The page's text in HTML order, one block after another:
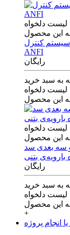
لیست دلخواه
این محصول
سيستم كنترل
ANFI
رایگان
به سبد خرید
لیست دلخواه
این محصول
لیست دلخواه
این محصول
و‌ سه بعدی‌ سد
رایگان
به سبد خرید
لیست دلخواه
این محصول
+
انجام پروژه